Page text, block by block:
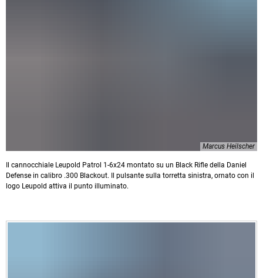
Marcus Heilscher
Il cannocchiale Leupold Patrol 1-6x24 montato su un Black Rifle della Daniel
Defense in calibro .300 Blackout. Il pulsante sulla torretta sinistra, ornato con il
logo Leupold attiva il punto illuminato.